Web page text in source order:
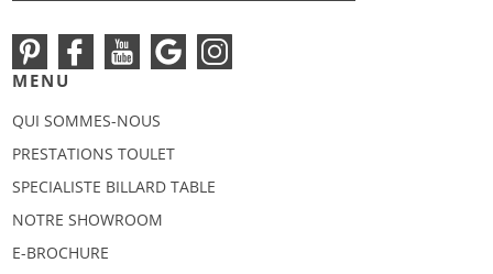
MENU
QUI SOMMES-NOUS
PRESTATIONS TOULET
SPECIALISTE BILLARD TABLE
NOTRE SHOWROOM
E-BROCHURE